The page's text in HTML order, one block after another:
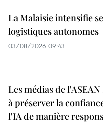
La Malaisie intensifie
logistiques autonomes
03/08/2026 09:43
Les médias de
à préserver la
l'IA de manière